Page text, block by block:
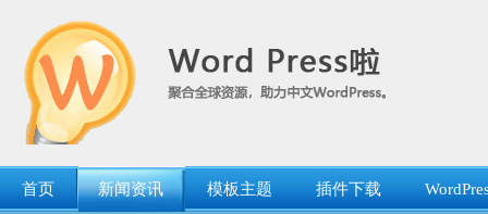
首页 新闻资讯 模板主题 插件下载